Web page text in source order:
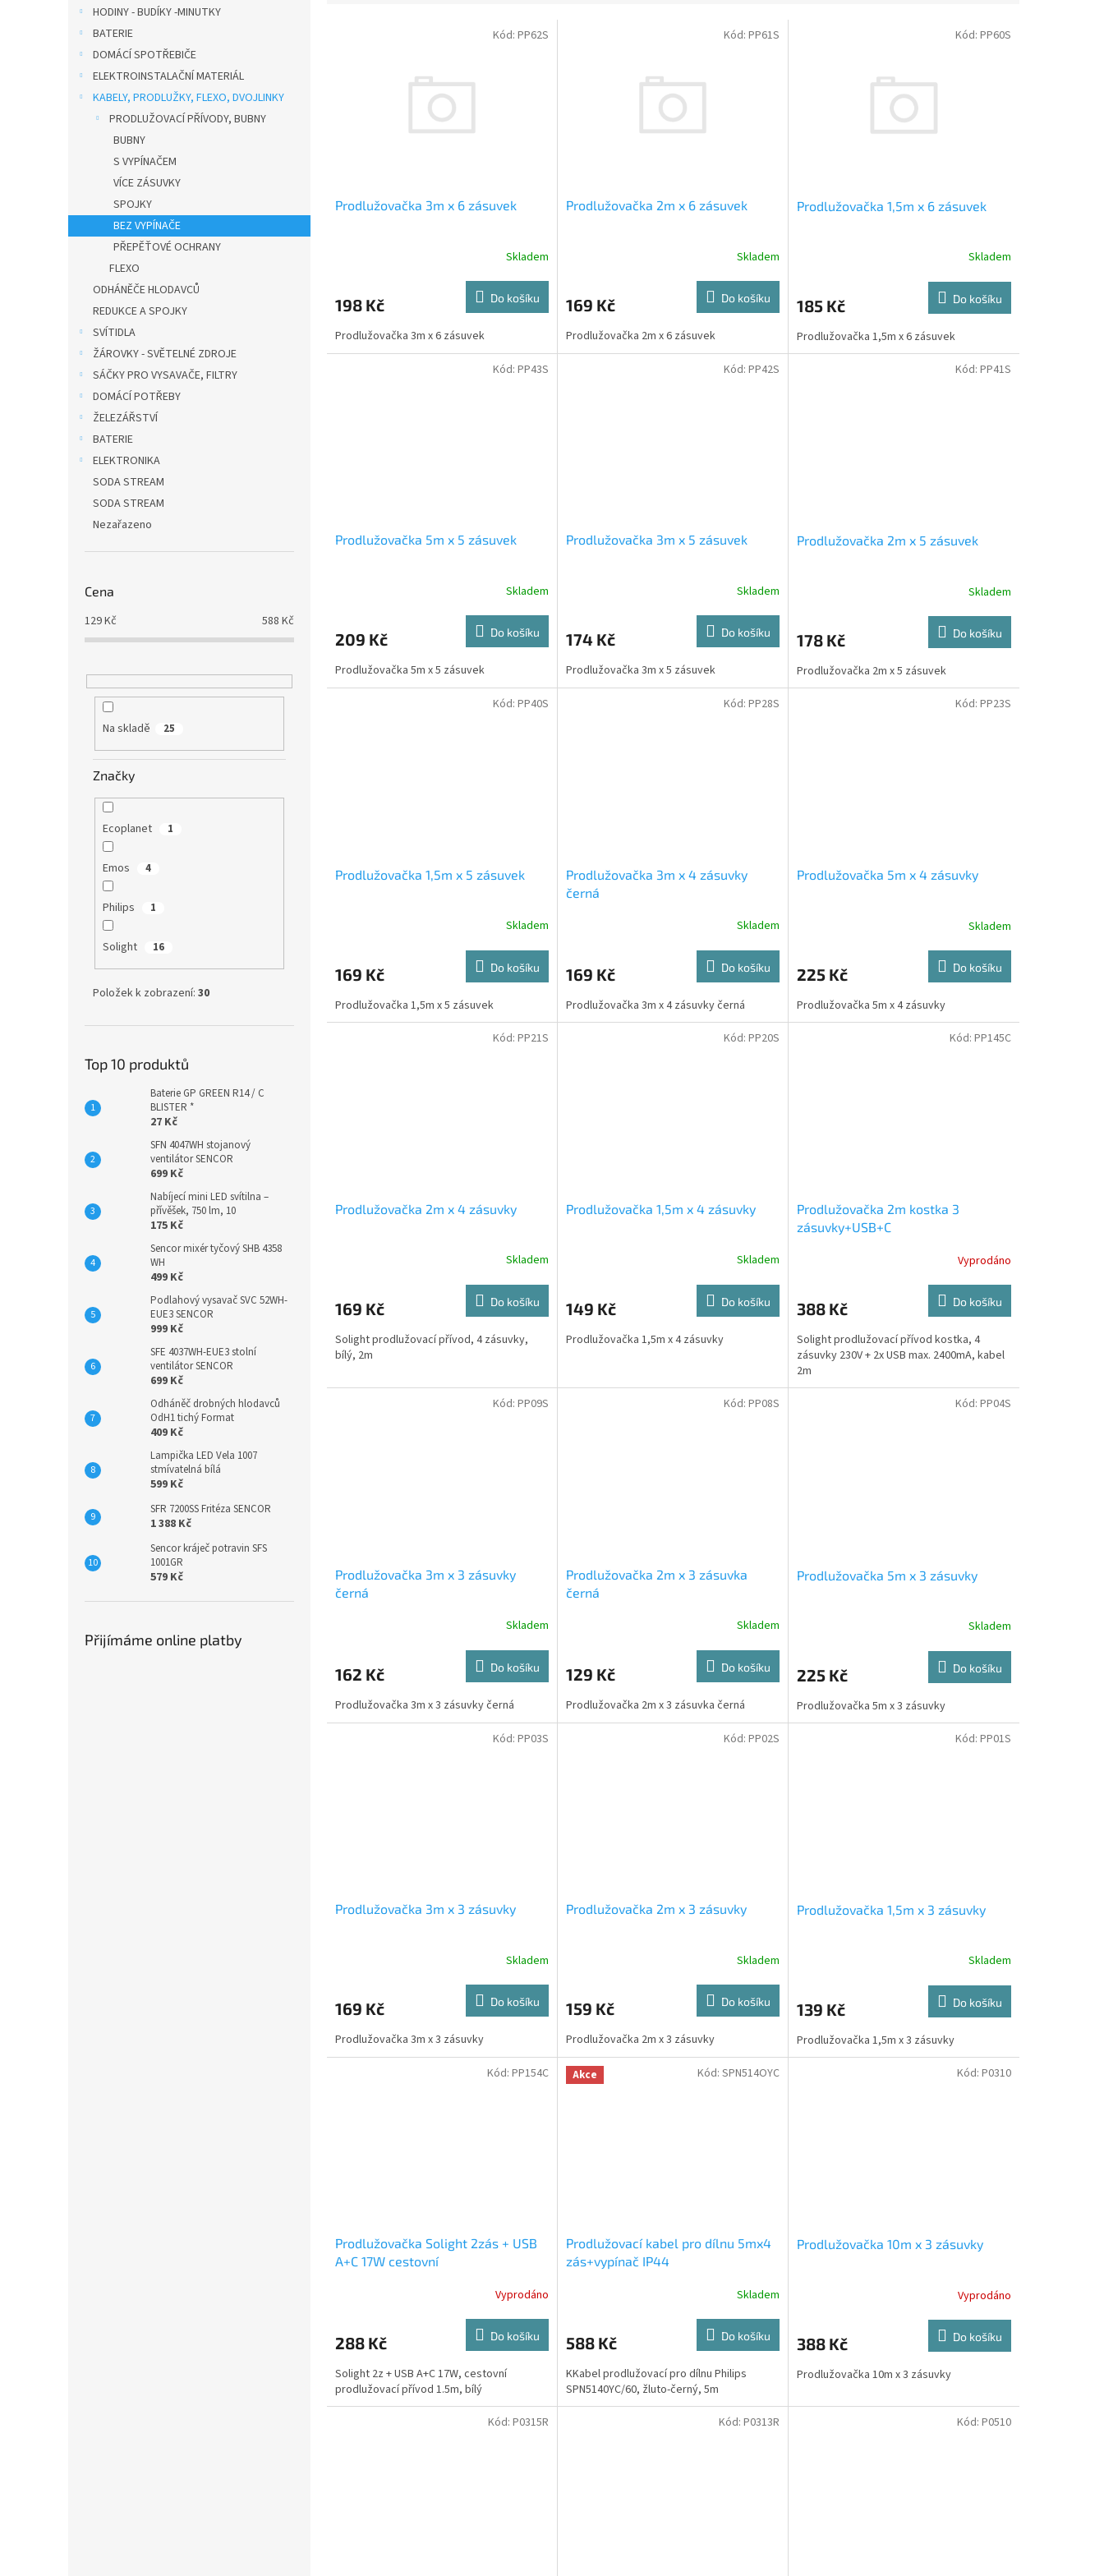
HODINY - BUDÍKY -MINUTKY
BATERIE
DOMÁCÍ SPOTŘEBIČE
ELEKTROINSTALAČNÍ MATERIÁL
KABELY, PRODLUŽKY, FLEXO, DVOJLINKY
PRODLUŽOVACÍ PŘÍVODY, BUBNY
BUBNY
S VYPÍNAČEM
VÍCE ZÁSUVKY
SPOJKY
BEZ VYPÍNAČE
PŘEPĚŤOVÉ OCHRANY
FLEXO
ODHÁNĚČE HLODAVCŮ
REDUKCE A SPOJKY
SVÍTIDLA
ŽÁROVKY - SVĚTELNÉ ZDROJE
SÁČKY PRO VYSAVAČE, FILTRY
DOMÁCÍ POTŘEBY
ŽELEZÁŘSTVÍ
BATERIE
ELEKTRONIKA
SODA STREAM
SODA STREAM
Nezařazeno
Cena
129Kč 588 Kč
Na skladě 25
Značky
Ecoplanet 1
Emos 4
Philips 1
Solight 16
Položek k zobrazení: 30
Top 10 produktů
Baterie GP GREEN R14 / C
BLISTER *
27 Kč
SFN 4047WH stojanový
ventilátor SENCOR
699 Kč
Nabíjecí mini LED svítilna –
přívěšek, 750 lm, 10
175 Kč
Sencor mixér tyčový SHB 4358
WH
499 Kč
Podlahový vysavač SVC 52WH-
EUE3 SENCOR
999 Kč
SFE 4037WH-EUE3 stolní
ventilátor SENCOR
699 Kč
Odháněč drobných hlodavců
OdH1 tichý Format
409 Kč
Lampička LED Vela 1007
stmívatelná bílá
599 Kč
SFR 7200SS Fritéza SENCOR
1 388 Kč
Sencor kráječ potravin SFS
1001GR
579 Kč
Přijímáme online platby
Prodlužovačka 3m x 6 zásuvek
Skladem
198 Kč Do košíku
Prodlužovačka 3m x 6 zásuvek
Kód: PP62S
Prodlužovačka 2m x 6 zásuvek
Skladem
169 Kč Do košíku
Prodlužovačka 2m x 6 zásuvek
Kód: PP61S
Prodlužovačka 1,5m x 6 zásuvek
Skladem
185 Kč Do košíku
Prodlužovačka 1,5m x 6 zásuvek
Kód: PP60S
Prodlužovačka 5m x 5 zásuvek
Skladem
209 Kč Do košíku
Prodlužovačka 5m x 5 zásuvek
Kód: PP43S
Prodlužovačka 3m x 5 zásuvek
Skladem
174 Kč Do košíku
Prodlužovačka 3m x 5 zásuvek
Kód: PP42S
Prodlužovačka 2m x 5 zásuvek
Skladem
178 Kč Do košíku
Prodlužovačka 2m x 5 zásuvek
Kód: PP41S
Prodlužovačka 1,5m x 5 zásuvek
Skladem
169 Kč Do košíku
Prodlužovačka 1,5m x 5 zásuvek
Kód: PP40S
Prodlužovačka 3m x 4 zásuvky
černá
Skladem
169 Kč Do košíku
Prodlužovačka 3m x 4 zásuvky černá
Kód: PP28S
Prodlužovačka 5m x 4 zásuvky
Skladem
225 Kč Do košíku
Prodlužovačka 5m x 4 zásuvky
Kód: PP23S
Prodlužovačka 2m x 4 zásuvky
Skladem
169 Kč Do košíku
Solight prodlužovací přívod, 4 zásuvky,
bílý, 2m
Kód: PP21S
Prodlužovačka 1,5m x 4 zásuvky
Skladem
149 Kč Do košíku
Prodlužovačka 1,5m x 4 zásuvky
Kód: PP20S
Prodlužovačka 2m kostka 3
zásuvky+USB+C
Vyprodáno
388 Kč Do košíku
Solight prodlužovací přívod kostka, 4
zásuvky 230V + 2x USB max. 2400mA, kabel
2m
Kód: PP145C
Prodlužovačka 3m x 3 zásuvky
černá
Skladem
162 Kč Do košíku
Prodlužovačka 3m x 3 zásuvky černá
Kód: PP09S
Prodlužovačka 2m x 3 zásuvka
černá
Skladem
129 Kč Do košíku
Prodlužovačka 2m x 3 zásuvka černá
Kód: PP08S
Prodlužovačka 5m x 3 zásuvky
Skladem
225 Kč Do košíku
Prodlužovačka 5m x 3 zásuvky
Kód: PP04S
Prodlužovačka 3m x 3 zásuvky
Skladem
169 Kč Do košíku
Prodlužovačka 3m x 3 zásuvky
Kód: PP03S
Prodlužovačka 2m x 3 zásuvky
Skladem
159 Kč Do košíku
Prodlužovačka 2m x 3 zásuvky
Kód: PP02S
Prodlužovačka 1,5m x 3 zásuvky
Skladem
139 Kč Do košíku
Prodlužovačka 1,5m x 3 zásuvky
Kód: PP01S
Prodlužovačka Solight 2zás + USB
A+C 17W cestovní
Vyprodáno
288 Kč Do košíku
Solight 2z + USB A+C 17W, cestovní
prodlužovací přívod 1.5m, bílý
Kód: PP154C Akce
Prodlužovací kabel pro dílnu 5mx4
zás+vypínač IP44
Skladem
588 Kč Do košíku
KKabel prodlužovací pro dílnu Philips
SPN5140YC/60, žluto-černý, 5m
Kód: SPN514OYC
Prodlužovačka 10m x 3 zásuvky
Vyprodáno
388 Kč Do košíku
Prodlužovačka 10m x 3 zásuvky
Kód: P0310
Kód: P0315R Kód: P0313R Kód: P0510